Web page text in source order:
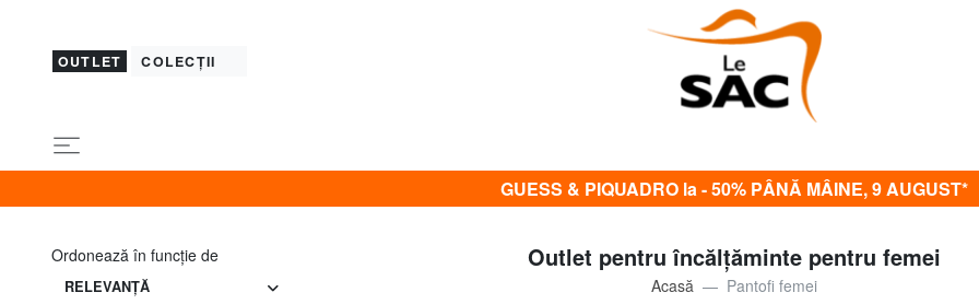
OUTLET COLECȚII
GUESS & PIQUADRO la - 50% PÂNĂ MÂINE, 9 AUGUST*
Ordonează în funcţie de
RELEVANŢĂ
Outlet pentru încălțăminte pentru femei
Acasă Pantofi femei